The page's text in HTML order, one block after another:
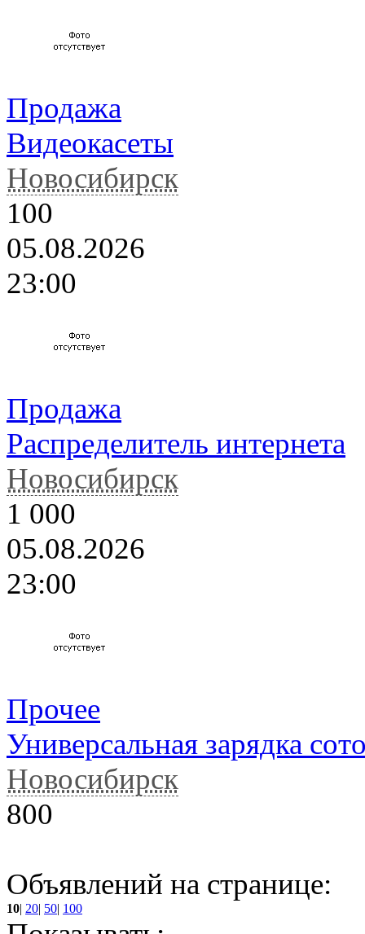
Продажа
Видеокасеты
Новосибирск
100
05.08.2026
23:00
Продажа
Распределитель интернета
Новосибирск
1 000
05.08.2026
23:00
Прочее
Универсальная зарядка
Новосибирск
800
Объявлений на странице:
10| 20| 50| 100